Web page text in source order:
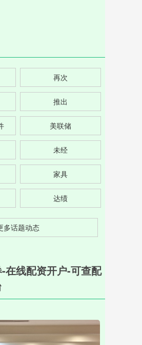
再次
推出
美联储
未经
家具
达绩
多话题动态
在线配资开户-可查配